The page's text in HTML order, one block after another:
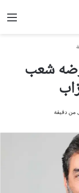
شعب
من دقيقة